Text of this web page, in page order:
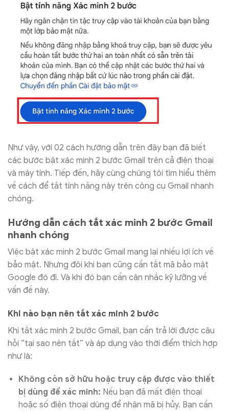
Như vậy, với 02 cách hướng dẫn trên đây bạn đã biết
các bước bật xác minh 2 bước Gmail trên cả điện thoại
và máy tính. Tiếp đến, hãy cùng chúng tôi tìm hiểu thêm
về cách để tắt tính năng này trên công cụ Gmail nhanh
chóng.
Hướng dẫn cách tắt xác minh 2 bước Gmail
nhanh chóng
Việc bật xác minh 2 bước Gmail mang lại nhiều lợi ích về
bảo mật. Nhưng đôi khi bạn cũng cần tắt mã bảo mật
Google đó đi. Và khi đó bạn cần cân nhắc kỹ lưỡng về
vấn đề này.
Khi nào bạn nên tắt xác minh 2 bước
Khi tắt xác minh 2 bước Gmail, bạn cần trả lời được câu
hỏi “tại sao nên tắt” và áp dụng vào thời điểm thích hợp
như là:
Không còn sở hữu hoặc truy cập được vào thiết
bị dùng để xác minh: Nếu bạn đã mất điện thoại
hoặc số điện thoại dùng để nhận mã bị hủy. Bạn cần